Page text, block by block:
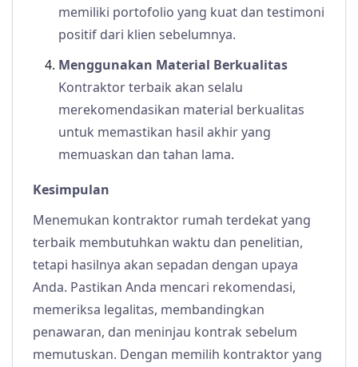
memiliki portofolio yang kuat dan testimoni
positif dari klien sebelumnya.
Menggunakan Material Berkualitas
Kontraktor terbaik akan selalu
merekomendasikan material berkualitas
untuk memastikan hasil akhir yang
memuaskan dan tahan lama.
Kesimpulan
Menemukan kontraktor rumah terdekat yang
terbaik membutuhkan waktu dan penelitian,
tetapi hasilnya akan sepadan dengan upaya
Anda. Pastikan Anda mencari rekomendasi,
memeriksa legalitas, membandingkan
penawaran, dan meninjau kontrak sebelum
memutuskan. Dengan memilih kontraktor yang